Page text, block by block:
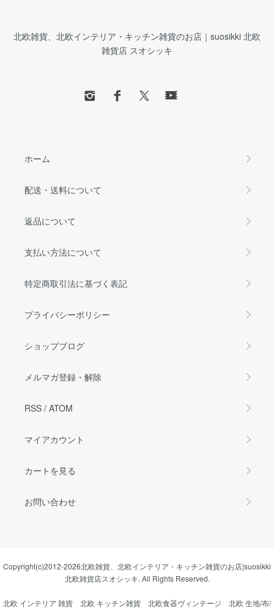
北欧雑貨、北欧インテリア・キッチン雑貨のお店｜suosikki 北欧
雑貨店 スオシッキ
ホーム
配送・送料について
返品について
支払い方法について
特定商取引法に基づく表記
プライバシーポリシー
ショップブログ
メルマガ登録・解除
RSS / ATOM
マイアカウント
カートを見る
お問い合わせ
Copyright(c)2012-2026北欧雑貨、北欧インテリア・キッチン雑貨のお店|suosikki
北欧雑貨店スオシッキ. All Rights Reserved.
北欧 インテリア 雑貨 北欧 キッチン雑貨 北欧食器ヴィンテージ
北欧 生地/布/